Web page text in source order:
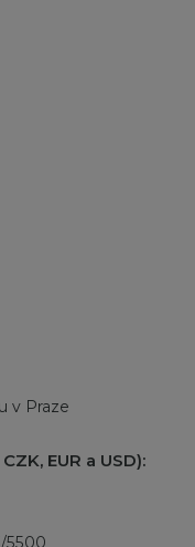
v Praze
EUR a USD):
5500